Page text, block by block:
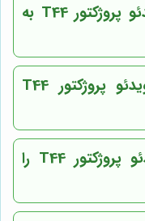
رزولوشن Full HD 1080p در ویدئو پروژکتور T44 به
چه نوع پرده نمایشی برای ویدئو پروژکتور T44
چگونه می‌توانم عمر لامپ ویدئو پروژکتور T44 را